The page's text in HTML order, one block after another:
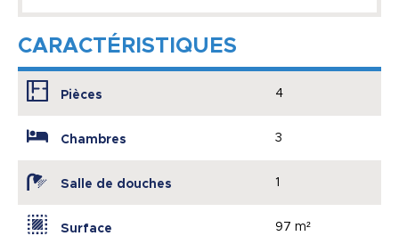
CARACTÉRISTIQUES
Pièces 4
Chambres 3
Salle de douches 1
Surface 97 m²